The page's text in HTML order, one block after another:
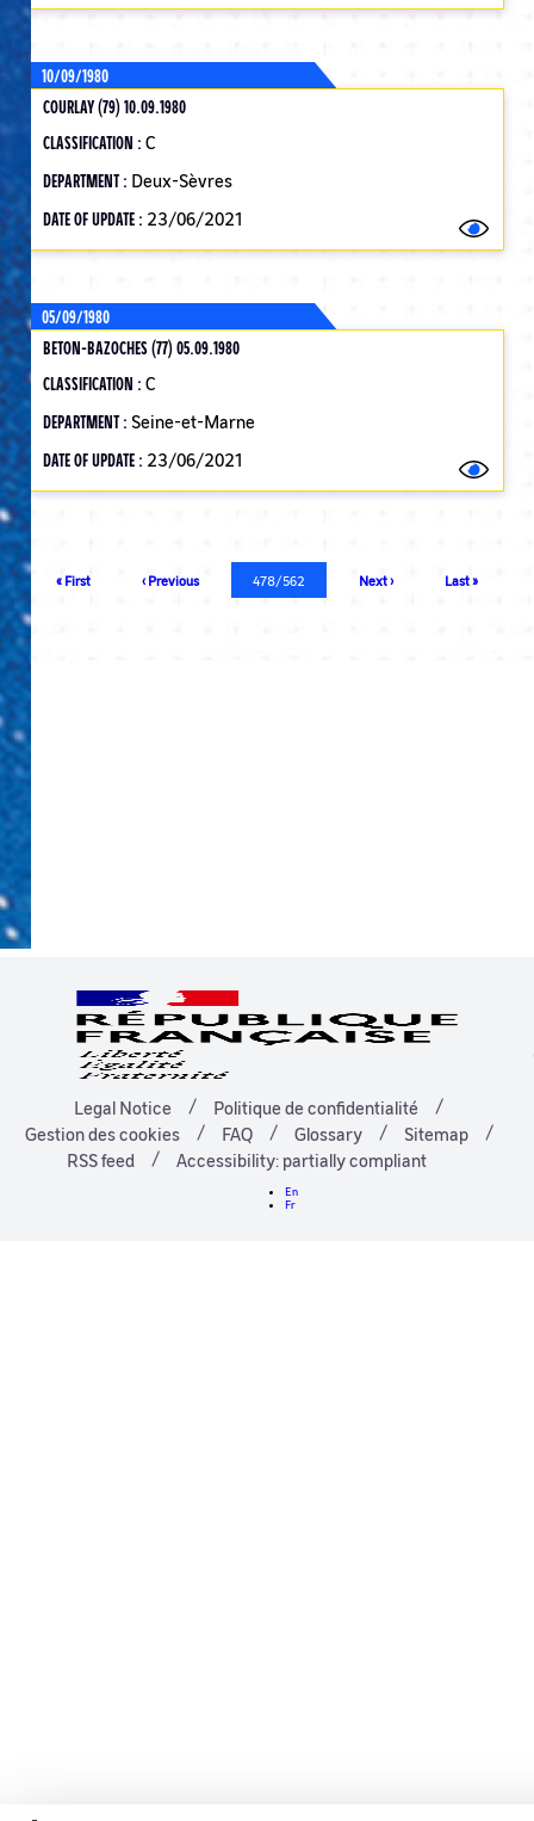
10/09/1980
COURLAY (79) 10.09.1980
CLASSIFICATION : C
DEPARTMENT : Deux-Sèvres
DATE OF UPDATE : 23/06/2021
05/09/1980
BETON-BAZOCHES (77) 05.09.1980
CLASSIFICATION : C
DEPARTMENT : Seine-et-Marne
DATE OF UPDATE : 23/06/2021
Pagination
First
« First
Previous
‹ Previous
Current
page
478/562
Next
Next ›
Last
Last »
Legal Notice
Politique de confidentialité
Gestion des cookies
FAQ Glossary
Sitemap
RSS feed
Accessibility: partially compliant
En
Fr